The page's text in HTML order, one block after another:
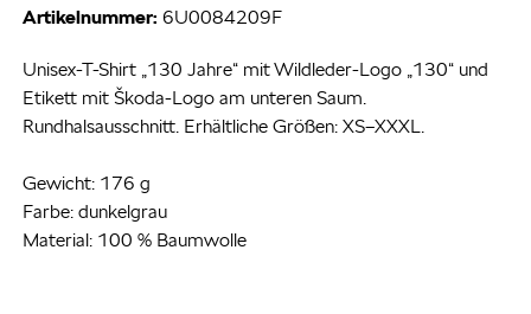
Artikelnummer: 6U0084209F
Unisex-T-Shirt „130 Jahre“ mit Wildleder-Logo „130“ und
Etikett mit Škoda-Logo am unteren Saum.
Rundhalsausschnitt. Erhältliche Größen: XS–XXXL.
Gewicht: 176 g
Farbe: dunkelgrau
Material: 100 % Baumwolle